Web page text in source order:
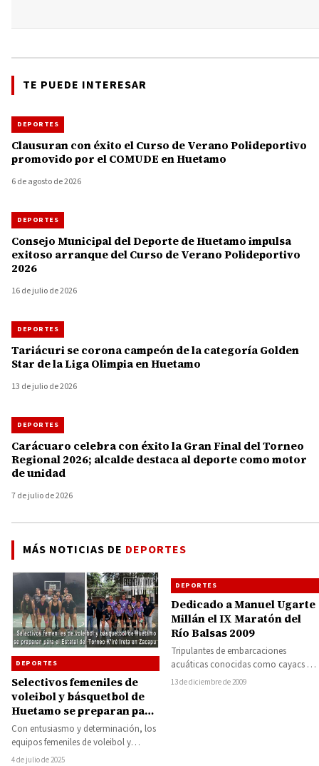
TE PUEDE INTERESAR
DEPORTES
Clausuran con éxito el Curso de Verano Polideportivo
promovido por el COMUDE en Huetamo
6 de agosto de 2026
DEPORTES
Consejo Municipal del Deporte de Huetamo impulsa
exitoso arranque del Curso de Verano Polideportivo
2026
16 de julio de 2026
DEPORTES
Tariácuri se corona campeón de la categoría Golden
Star de la Liga Olimpia en Huetamo
13 de julio de 2026
DEPORTES
Carácuaro celebra con éxito la Gran Final del Torneo
Regional 2026; alcalde destaca al deporte como motor
de unidad
7 de julio de 2026
MÁS NOTICIAS DE DEPORTES
DEPORTES
Selectivos femeniles de
voleibol y básquetbol de
Huetamo se preparan para
el Estatal del Torneo K’iré
Ireta en Zacapu
Con entusiasmo y determinación, los
equipos femeniles de voleibol y
básquetbol del municipio de Huetamo
4 de julio de 2025
DEPORTES
Dedicado a Manuel Ugarte
Millán el IX Maratón del
Río Balsas 2009
Tripulantes de embarcaciones
acuáticas conocidas como cayacs y
el espejo mágico del Río Balsas,
13 de diciembre de 2009